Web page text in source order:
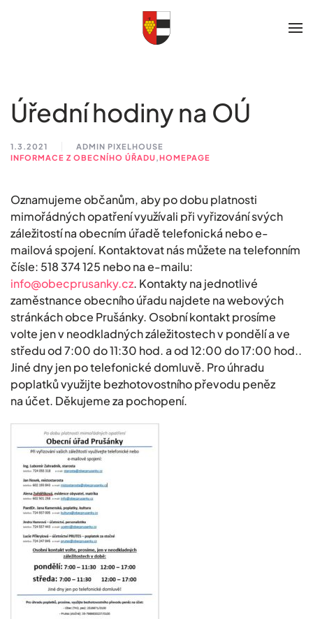
Úřední hodiny na OÚ
1.3.2021
ADMIN PIXELHOUSE
INFORMACE Z OBECNÍHO ÚŘADU,HOMEPAGE
Oznamujeme občanům, aby po dobu platnosti
mimořádných opatření využívali při vyřizování svých
záležitostí na obecním úřadě telefonická nebo e-
mailová spojení. Kontaktovat nás můžete na telefonním
čísle: 518 374 125 nebo na e-mailu:
info@obecprusanky.cz. Kontakty na jednotlivé
zaměstnance obecního úřadu najdete na webových
stránkách obce Prušánky. Osobní kontakt prosíme
volte jen v neodkladných záležitostech v pondělí a ve
středu od 7:00 do 11:30 hod. a od 12:00 do 17:00 hod..
Jiné dny jen po telefonické domluvě. Pro úhradu
poplatků využijte bezhotovostního převodu peněz
na účet. Děkujeme za pochopení.